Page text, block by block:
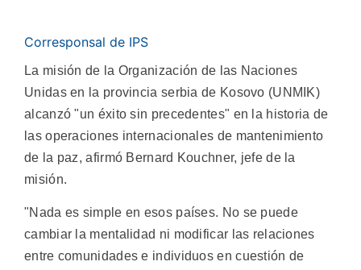
Corresponsal de IPS
La misión de la Organización de las Naciones
Unidas en la provincia serbia de Kosovo (UNMIK)
alcanzó "un éxito sin precedentes" en la historia de
las operaciones internacionales de mantenimiento
de la paz, afirmó Bernard Kouchner, jefe de la
misión.
"Nada es simple en esos países. No se puede
cambiar la mentalidad ni modificar las relaciones
entre comunidades e individuos en cuestión de